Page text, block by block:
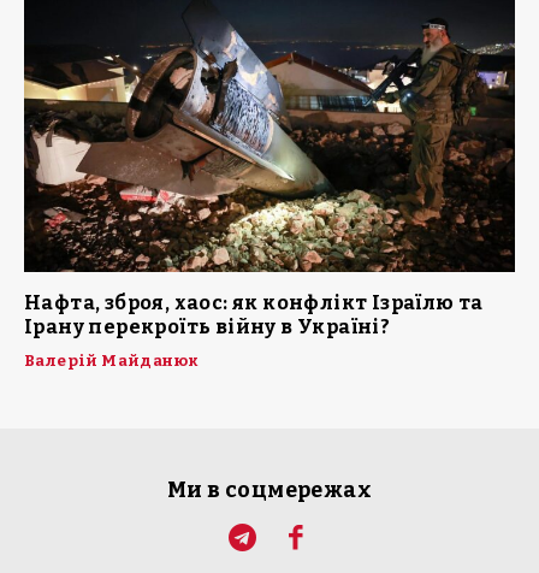
Нафта, зброя, хаос: як конфлікт Ізраїлю та
Ірану перекроїть війну в Україні?
Валерій Майданюк
Ми в соцмережах